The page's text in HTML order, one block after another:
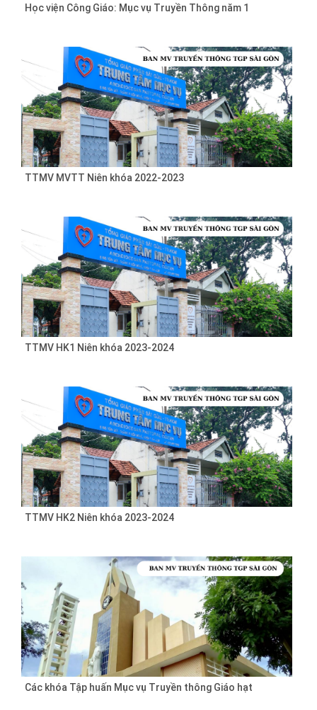
Học viện Công Giáo: Mục vụ Truyền Thông năm 1
TTMV MVTT Niên khóa 2022-2023
TTMV HK1 Niên khóa 2023-2024
TTMV HK2 Niên khóa 2023-2024
Các khóa Tập huấn Mục vụ Truyền thông Giáo hạt